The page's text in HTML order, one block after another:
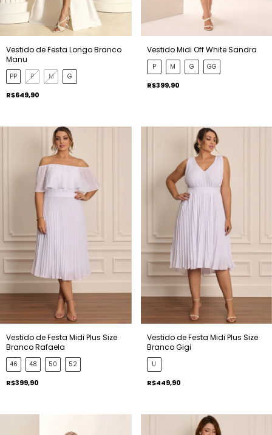
Vestido de Festa Longo Branco
Manu
PP P M G
R$649,90
Vestido Midi Off White Sandra
P M G GG
R$399,90
Vestido de Festa Midi Plus Size
Branco Rafaela
46 48 50 52
R$399,90
Vestido de Festa Midi Plus Size
Branco Gigi
U
R$449,90